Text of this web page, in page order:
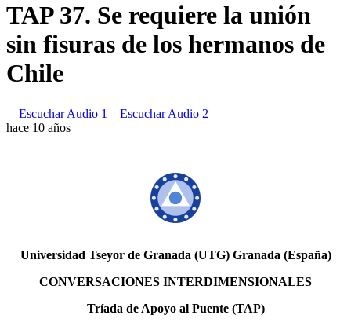
TAP 37. Se requiere la unión
sin fisuras de los hermanos de
Chile
Escuchar Audio 1
Escuchar Audio 2
hace 10 años
Universidad Tseyor de Granada (UTG) Granada (España)
CONVERSACIONES INTERDIMENSIONALES
Tríada de Apoyo al Puente (TAP)